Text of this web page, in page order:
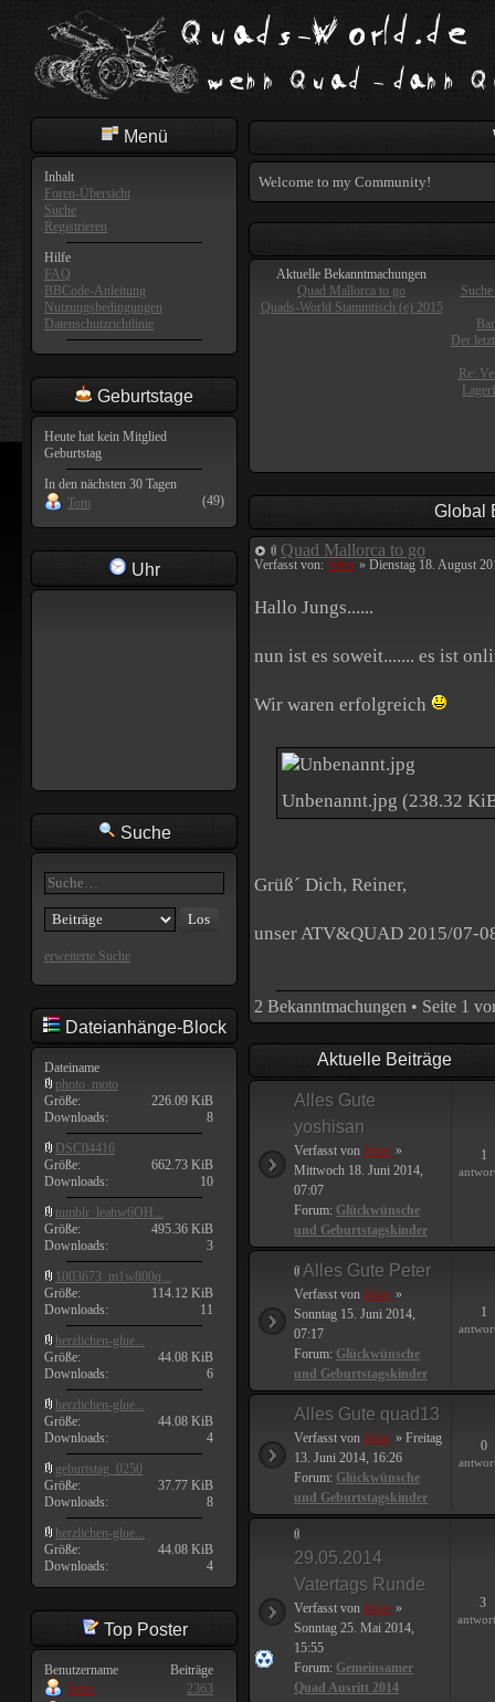
Menü
Inhalt
Foren-Übersicht
Suche
Registrieren
Hilfe
FAQ
BBCode-Anleitung
Nutzungsbedingungen
Datenschutzrichtlinie
Geburtstage
Heute hat kein Mitglied
Geburtstag
In den nächsten 30 Tagen
Tom
(49)
Uhr
Suche
erweiterte Suche
Dateianhänge-Block
Dateiname
photo_moto
Größe:
226.09 KiB
Downloads:
8
DSC04416
Größe:
662.73 KiB
Downloads:
10
tumblr_leahw6OH...
Größe:
495.36 KiB
Downloads:
3
1003673_m1w800q...
Größe:
114.12 KiB
Downloads:
11
herzlichen-glue...
Größe:
44.08 KiB
Downloads:
6
herzlichen-glue...
Größe:
44.08 KiB
Downloads:
4
geburtstag_0250
Größe:
37.77 KiB
Downloads:
8
herzlichen-glue...
Größe:
44.08 KiB
Downloads:
4
Top Poster
Benutzername
Beiträge
Joker
2363
Welcome to my Community!
Aktuelle Bekanntmachungen
Quad Mallorca to go
Quads-World Stammtisch (e) 2015
Der
Re:
Global
Quad Mallorca to go
Verfasst von: Joker » Dienstag 18. August
Hallo Jungs......
nun ist es soweit....... es ist
Wir waren erfolgreich
Unbenannt.jpg (238.32
Grüß´ Dich, Reiner,
unser ATV&QUAD 2015/07-
2 Bekanntmachungen • Seite 1
Aktuelle Beiträge
Alles Gute
yoshisan
Verfasst von Joker »
Mittwoch 18. Juni 2014,
07:07
Forum: Glückwünsche
und Geburtstagskinder
1
Alles Gute Peter
Verfasst von Joker »
Sonntag 15. Juni 2014,
07:17
Forum: Glückwünsche
und Geburtstagskinder
1
Alles Gute quad13
Verfasst von Joker » Freitag
13. Juni 2014, 16:26
Forum: Glückwünsche
und Geburtstagskinder
0
29.05.2014
Vatertags Runde
Verfasst von Joker »
Sonntag 25. Mai 2014,
15:55
Forum: Gemeinsamer
Quad Ausritt 2014
3